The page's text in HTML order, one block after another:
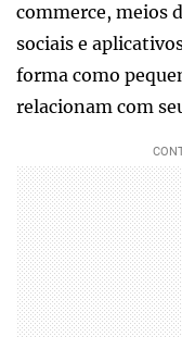
commerce, meios
sociais e
forma como
relacionam com